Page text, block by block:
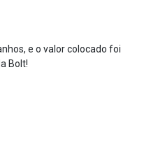
e o valor colocado foi
Bolt!